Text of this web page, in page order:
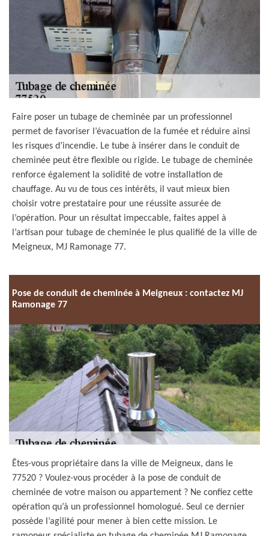
Faire poser un tubage de cheminée par un professionnel
permet de favoriser l’évacuation de la fumée et réduire ainsi
les risques d’incendie. Le tube à insérer dans le conduit de
cheminée peut être flexible ou rigide. Le tubage de cheminée
renforce également la solidité de votre installation de
chauffage. Au vu de tous ces intérêts, il vaut mieux bien
choisir votre prestataire pour une réussite assurée de
l’opération. Pour un résultat impeccable, faites appel à
l’artisan pour tubage de cheminée le plus qualifié de la ville de
Meigneux, MJ Ramonage 77.
Pose de conduit de cheminée à Meigneux : contactez MJ
Ramonage 77
Êtes-vous propriétaire dans la ville de Meigneux, dans le
77520 ? Voulez-vous procéder à la pose de conduit de
cheminée de votre maison ou appartement ? Ne confiez cette
opération qu’à un professionnel homologué. Seul ce dernier
possède l’agilité pour mener à bien cette mission. Le